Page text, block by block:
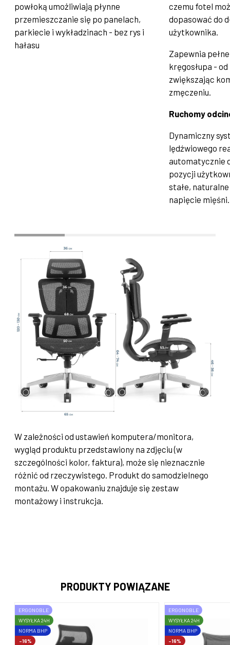
PRODUKTY POWIĄZANE
-16%
WYSYŁKA 24H
NORMA BHP
ERGONOBLE
-16%
WYSYŁKA 24H
NORMA BHP
ERGONOBLE
powłoką umożliwiają płynne
przemieszczanie się po panelach,
parkiecie i wykładzinach - bez rys i
hałasu
czemu fotel
dopasować do
użytkownika.
Zapewnia
kręgosłupa -
zwiększając
zmęczeniu.
Ruchomy
Dynamiczny
lędźwiowego
automatycznie
pozycji
stałe,
napięcie mięśni.
W zależności od ustawień komputera/monitora,
wygląd produktu przedstawiony na zdjęciu (w
szczególności kolor, faktura), może się nieznacznie
różnić od rzeczywistego. Produkt do samodzielnego
montażu. W opakowaniu znajduje się zestaw
montażowy i instrukcja.